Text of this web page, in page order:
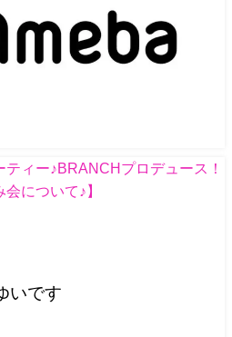
ィー♪BRANCHプロデュース！
について♪】
いです